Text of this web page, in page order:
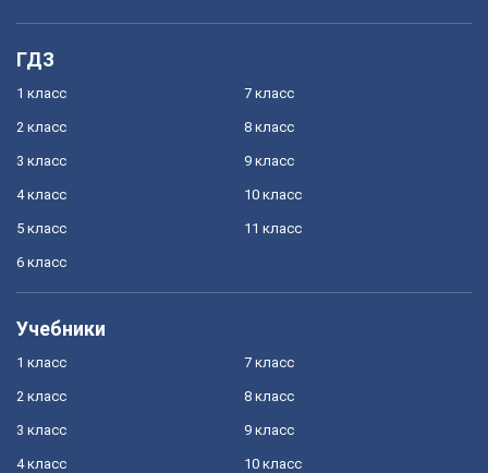
ГДЗ
1 класс
2 класс
3 класс
4 класс
5 класс
6 класс
7 класс
8 класс
9 класс
10 класс
11 класс
Учебники
1 класс
2 класс
3 класс
4 класс
7 класс
8 класс
9 класс
10 класс